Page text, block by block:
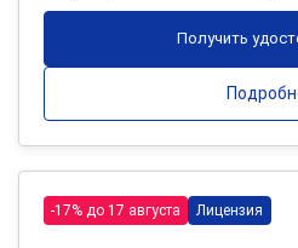
Получить
-17% до 17 августа Лицензия